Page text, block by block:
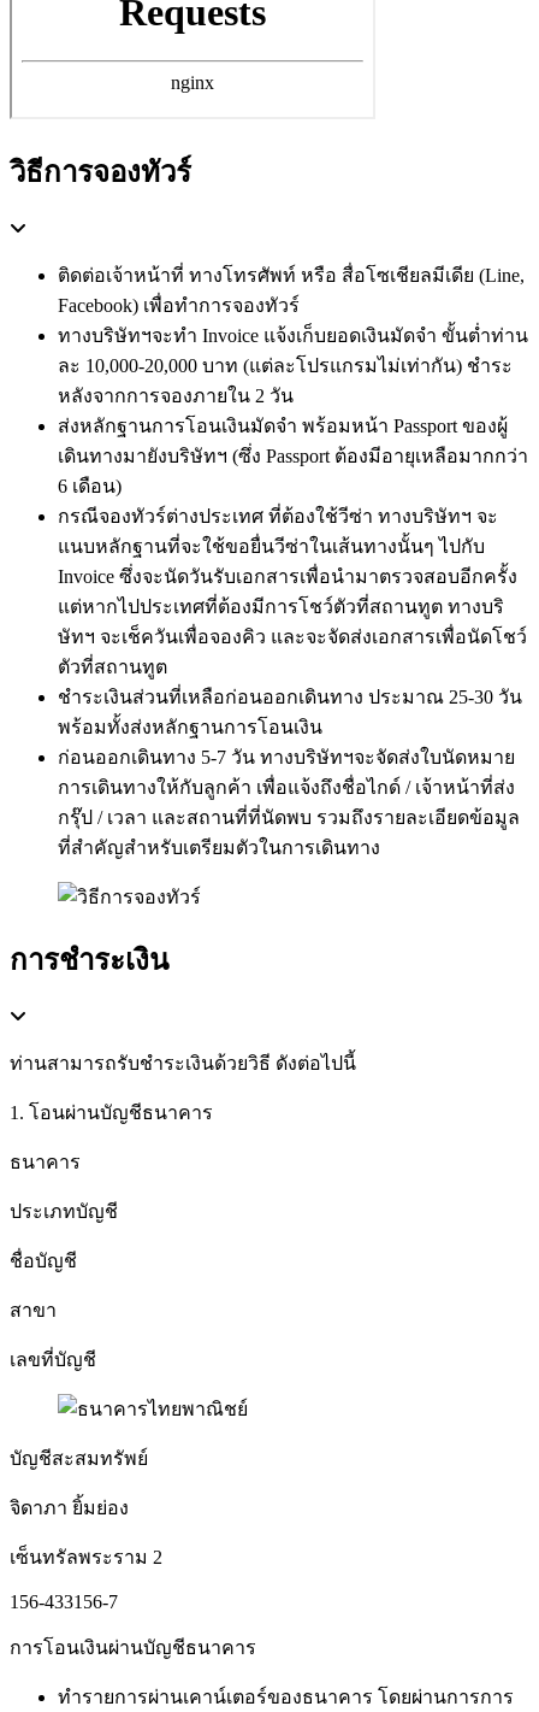
วิธีการจองทัวร์
ติดต่อเจ้าหน้าที่ ทางโทรศัพท์ หรือ สื่อโซเชียลมีเดีย (Line,
Facebook) เพื่อทำการจองทัวร์
ทางบริษัทฯจะทำ Invoice แจ้งเก็บยอดเงินมัดจำ ขั้นต่ำท่าน
ละ 10,000-20,000 บาท (แต่ละโปรแกรมไม่เท่ากัน) ชำระ
หลังจากการจองภายใน 2 วัน
ส่งหลักฐานการโอนเงินมัดจำ พร้อมหน้า Passport ของผู้
เดินทางมายังบริษัทฯ (ซึ่ง Passport ต้องมีอายุเหลือมากกว่า
6 เดือน)
กรณีจองทัวร์ต่างประเทศ ที่ต้องใช้วีซ่า ทางบริษัทฯ จะ
แนบหลักฐานที่จะใช้ขอยื่นวีซ่าในเส้นทางนั้นๆ ไปกับ
Invoice ซึ่งจะนัดวันรับเอกสารเพื่อนำมาตรวจสอบอีกครั้ง
แต่หากไปประเทศที่ต้องมีการโชว์ตัวที่สถานทูต ทางบริ
ษัทฯ จะเช็ควันเพื่อจองคิว และจะจัดส่งเอกสารเพื่อนัดโชว์
ตัวที่สถานทูต
ชำระเงินส่วนที่เหลือก่อนออกเดินทาง ประมาณ 25-30 วัน
พร้อมทั้งส่งหลักฐานการโอนเงิน
ก่อนออกเดินทาง 5-7 วัน ทางบริษัทฯจะจัดส่งใบนัดหมาย
การเดินทางให้กับลูกค้า เพื่อแจ้งถึงชื่อไกด์ / เจ้าหน้าที่ส่ง
กรุ๊ป / เวลา และสถานที่ที่นัดพบ รวมถึงรายละเอียดข้อมูล
ที่สำคัญสำหรับเตรียมตัวในการเดินทาง
การชำระเงิน
ท่านสามารถรับชำระเงินด้วยวิธี ดังต่อไปนี้
1. โอนผ่านบัญชีธนาคาร
ธนาคาร
ประเภทบัญชี
ชื่อบัญชี
สาขา
เลขที่บัญชี
บัญชีสะสมทรัพย์
จิดาภา ยิ้มย่อง
เซ็นทรัลพระราม 2
156-433156-7
การโอนเงินผ่านบัญชีธนาคาร
ทำรายการผ่านเคาน์เตอร์ของธนาคาร โดยผ่านการการ